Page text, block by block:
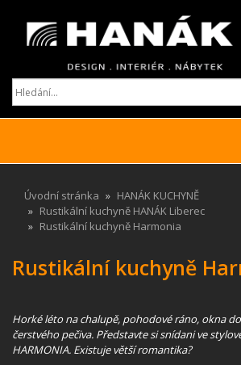
Úvodní stránka
HANÁK KUCHYNĚ
Rustikální kuchyně HANÁK Liberec
Rustikální kuchyně Harmonia
Rustikální kuchyně
Horké léto na chalupě, pohodové ráno, okna
čerstvého pečiva. Představte si snídani ve
HARMONIA. Existuje větší romantika?